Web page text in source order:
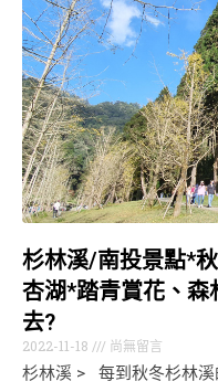
杉林溪/南投景點*
杏湖*踏青賞花、森
去?
2022-11-18 尚無留言
杉林溪 > 每到秋冬杉林溪